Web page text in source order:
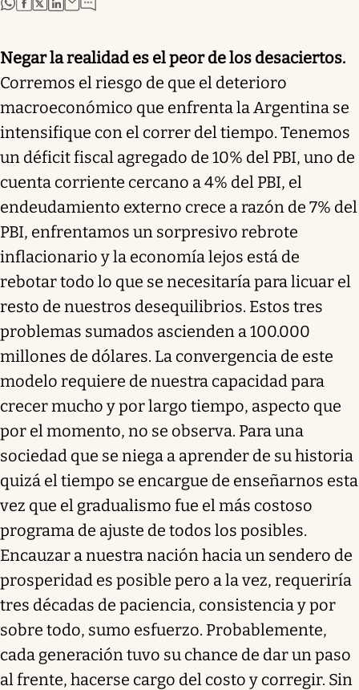
Negar la realidad es el peor de los desaciertos.
Corremos el riesgo de que el deterioro
macroeconómico que enfrenta la Argentina se
intensifique con el correr del tiempo. Tenemos
un déficit fiscal agregado de 10% del PBI, uno de
cuenta corriente cercano a 4% del PBI, el
endeudamiento externo crece a razón de 7% del
PBI, enfrentamos un sorpresivo rebrote
inflacionario y la economía lejos está de
rebotar todo lo que se necesitaría para licuar el
resto de nuestros desequilibrios. Estos tres
problemas sumados ascienden a 100.000
millones de dólares. La convergencia de este
modelo requiere de nuestra capacidad para
crecer mucho y por largo tiempo, aspecto que
por el momento, no se observa. Para una
sociedad que se niega a aprender de su historia
quizá el tiempo se encargue de enseñarnos esta
vez que el gradualismo fue el más costoso
programa de ajuste de todos los posibles.
Encauzar a nuestra nación hacia un sendero de
prosperidad es posible pero a la vez, requeriría
tres décadas de paciencia, consistencia y por
sobre todo, sumo esfuerzo. Probablemente,
cada generación tuvo su chance de dar un paso
al frente, hacerse cargo del costo y corregir. Sin